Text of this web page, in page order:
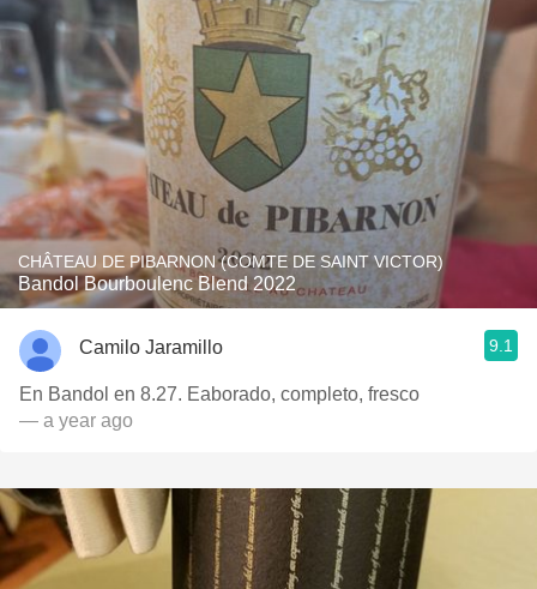
CHÂTEAU DE PIBARNON (COMTE DE SAINT VICTOR)
Bandol Bourboulenc Blend 2022
Camilo Jaramillo 9.1
En Bandol en 8.27. Eaborado, completo, fresco
— a year ago